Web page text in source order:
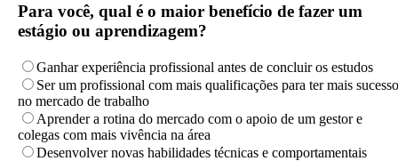
Para você, qual é o maior benefício de fazer um
estágio ou aprendizagem?
Ganhar experiência profissional antes de concluir os estudos
Ser um profissional com mais qualificações para ter mais sucesso
no mercado de trabalho
Aprender a rotina do mercado com o apoio de um gestor e
colegas com mais vivência na área
Desenvolver novas habilidades técnicas e comportamentais